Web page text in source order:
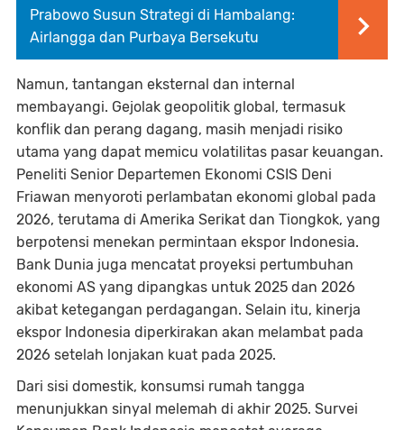
Prabowo Susun Strategi di Hambalang:
Airlangga dan Purbaya Bersekutu
Namun, tantangan eksternal dan internal
membayangi. Gejolak geopolitik global, termasuk
konflik dan perang dagang, masih menjadi risiko
utama yang dapat memicu volatilitas pasar keuangan.
Peneliti Senior Departemen Ekonomi CSIS Deni
Friawan menyoroti perlambatan ekonomi global pada
2026, terutama di Amerika Serikat dan Tiongkok, yang
berpotensi menekan permintaan ekspor Indonesia.
Bank Dunia juga mencatat proyeksi pertumbuhan
ekonomi AS yang dipangkas untuk 2025 dan 2026
akibat ketegangan perdagangan. Selain itu, kinerja
ekspor Indonesia diperkirakan akan melambat pada
2026 setelah lonjakan kuat pada 2025.
Dari sisi domestik, konsumsi rumah tangga
menunjukkan sinyal melemah di akhir 2025. Survei